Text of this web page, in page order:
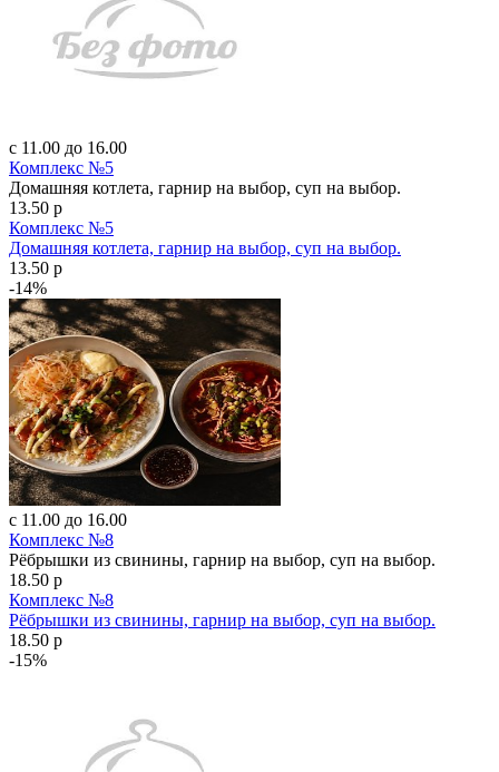
с 11.00 до 16.00
Комплекс №5
Домашняя котлета, гарнир на выбор, суп на выбор.
13.50 р
Комплекс №5
Домашняя котлета, гарнир на выбор, суп на выбор.
13.50 р
-14%
с 11.00 до 16.00
Комплекс №8
Рёбрышки из свинины, гарнир на выбор, суп на выбор.
18.50 р
Комплекс №8
Рёбрышки из свинины, гарнир на выбор, суп на выбор.
18.50 р
-15%